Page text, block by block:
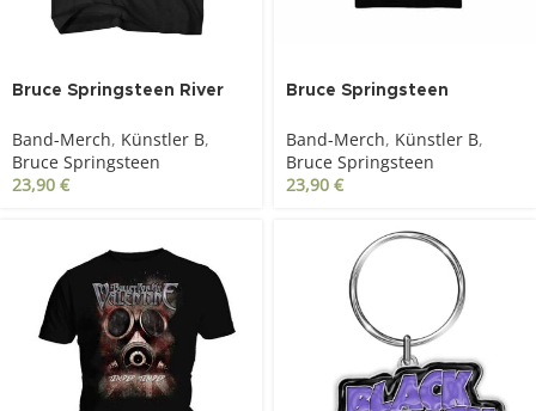
Bruce Springsteen River
Band-Merch, Künstler B,
Bruce Springsteen
23,90 €
Bruce Springsteen
schwarz
Band-Merch, Künstler B,
Bruce Springsteen
23,90 €